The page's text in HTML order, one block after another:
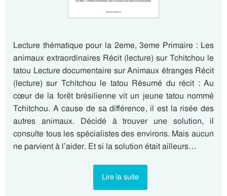
Lecture thématique pour la 2eme, 3eme Primaire : Les
animaux extraordinaires Récit (lecture) sur Tchitchou le
tatou Lecture documentaire sur Animaux étranges Récit
(lecture) sur Tchitchou le tatou Résumé du récit : Au
cœur de la forêt brésilienne vit un jeune tatou nommé
Tchitchou. A cause de sa différence, il est la risée des
autres animaux. Décidé à trouver une solution, il
consulte tous les spécialistes des environs. Mais aucun
ne parvient à l’aider. Et si la solution était ailleurs…
Lire la suite